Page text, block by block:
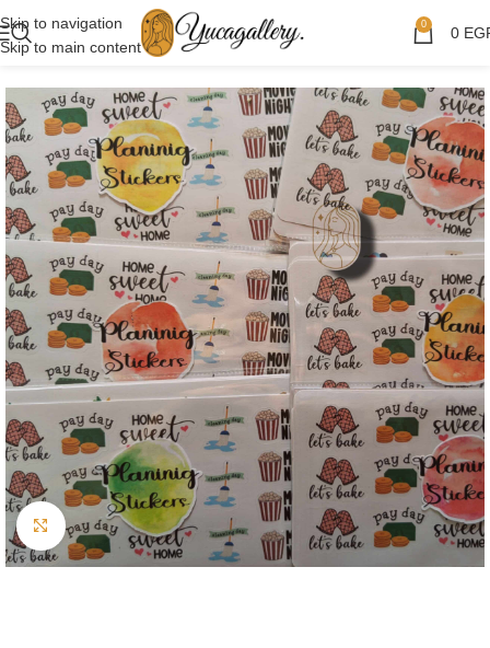
Skip to navigation
Skip to main content
0 0
Click to enlarge